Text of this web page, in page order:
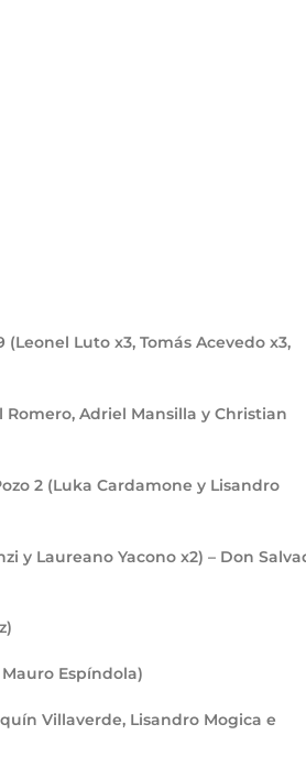
(Leonel Luto x3, Tomás Acevedo x3,
Romero, Adriel Mansilla y Christian
2 (Luka Cardamone y Lisandro
y Laureano Yacono x2) – Don
Espíndola)
Villaverde, Lisandro Mogica e